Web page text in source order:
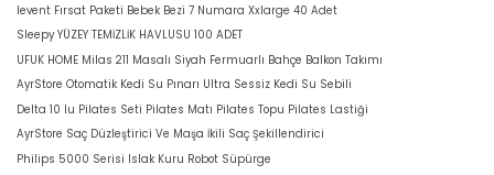
levent Fırsat Paketi Bebek Bezi 7 Numara Xxlarge 40 Adet
Sleepy YÜZEY TEMİZLİK HAVLUSU 100 ADET
UFUK HOME Milas 211 Masalı Siyah Fermuarlı Bahçe Balkon Takımı
AyrStore Otomatik Kedi Su Pınarı Ultra Sessiz Kedi Su Sebili
Delta 10 lu Pilates Seti Pilates Matı Pilates Topu Pilates Lastiği
AyrStore Saç Düzleştirici Ve Maşa İkili Saç Şekillendirici
Philips 5000 Serisi Islak Kuru Robot Süpürge